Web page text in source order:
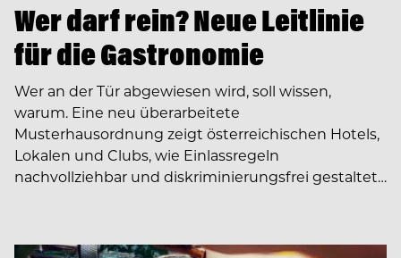
Wer darf rein? Neue Leitlinie
für die Gastronomie
Wer an der Tür abgewiesen wird, soll wissen,
warum. Eine neu überarbeitete
Musterhausordnung zeigt österreichischen Hotels,
Lokalen und Clubs, wie Einlassregeln
nachvollziehbar und diskriminierungsfrei gestaltet…